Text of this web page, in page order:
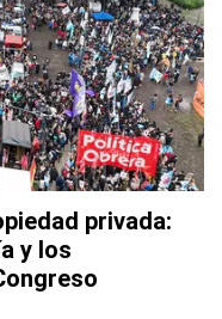
privada:
y los